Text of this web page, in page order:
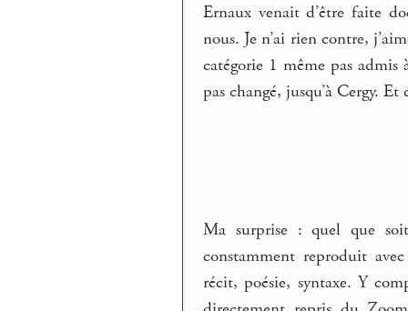
Ernaux venait d’être faite
nous. Je n’ai rien contre,
catégorie 1 même pas
pas changé, jusqu’à Cergy.
Ma surprise : quel que
constamment reproduit
récit, poésie, syntaxe. Y